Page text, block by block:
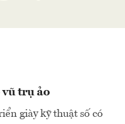
trụ ảo
giày kỹ thuật số có